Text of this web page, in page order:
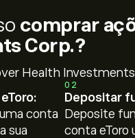
comprar
Corp.?
Health
conta
sua
02
Depositar
Deposite
conta eToro